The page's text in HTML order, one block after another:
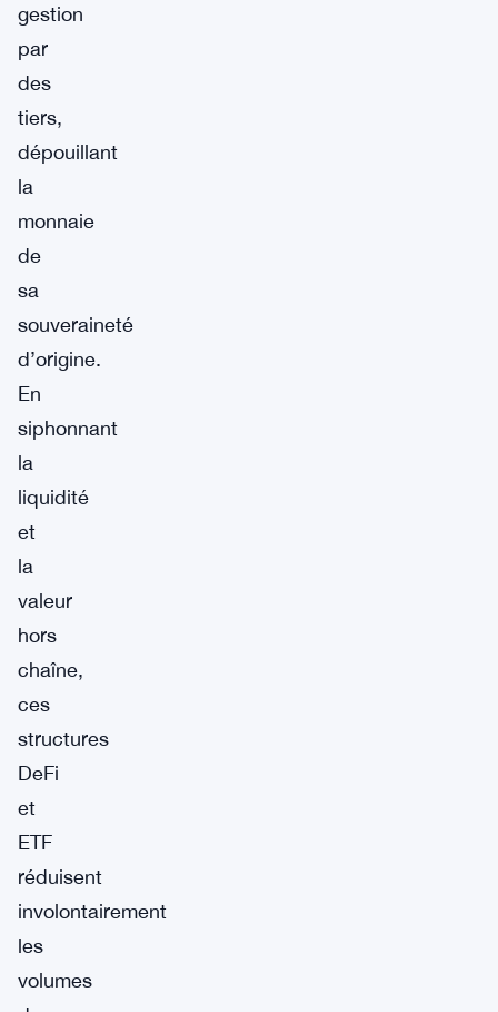
gestion
par
des
tiers,
dépouillant
la
monnaie
de
sa
souveraineté
d’origine.
En
siphonnant
la
liquidité
et
la
valeur
hors
chaîne,
ces
structures
DeFi
et
ETF
réduisent
involontairement
les
volumes